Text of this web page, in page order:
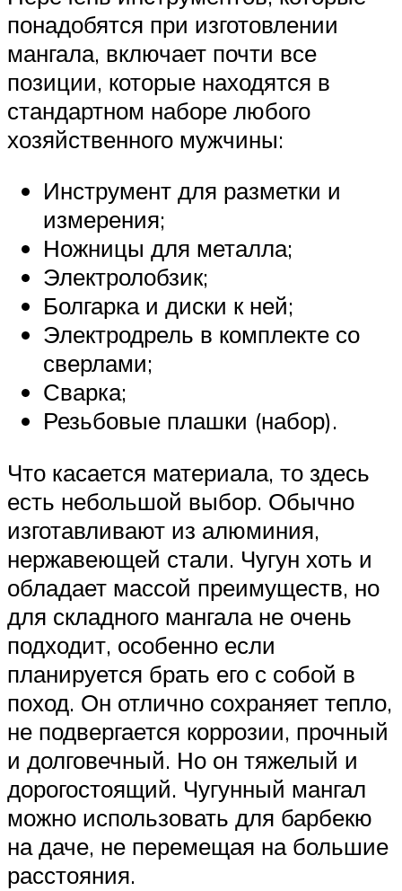
понадобятся при изготовлении
мангала, включает почти все
позиции, которые находятся в
стандартном наборе любого
хозяйственного мужчины:
Инструмент для разметки и
измерения;
Ножницы для металла;
Электролобзик;
Болгарка и диски к ней;
Электродрель в комплекте со
сверлами;
Сварка;
Резьбовые плашки (набор).
Что касается материала, то здесь
есть небольшой выбор. Обычно
изготавливают из алюминия,
нержавеющей стали. Чугун хоть и
обладает массой преимуществ, но
для складного мангала не очень
подходит, особенно если
планируется брать его с собой в
поход. Он отлично сохраняет тепло,
не подвергается коррозии, прочный
и долговечный. Но он тяжелый и
дорогостоящий. Чугунный мангал
можно использовать для барбекю
на даче, не перемещая на большие
расстояния.